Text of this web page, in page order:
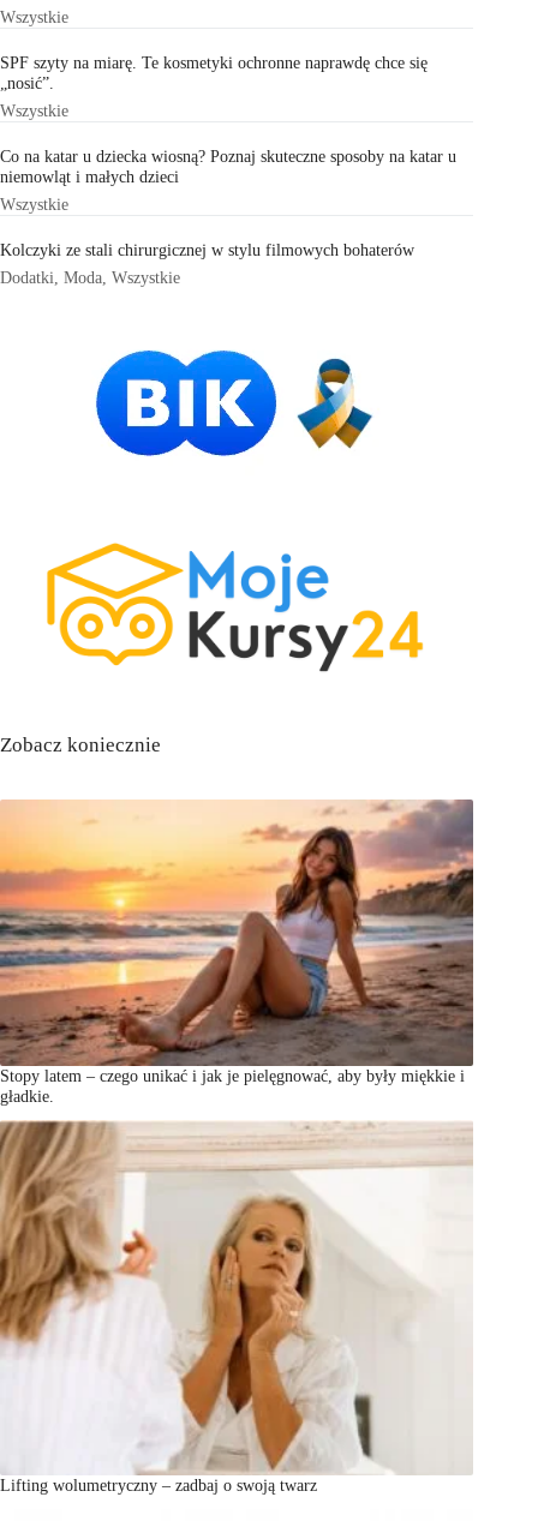
Wszystkie
SPF szyty na miarę. Te kosmetyki ochronne naprawdę chce się
„nosić”.
Wszystkie
Co na katar u dziecka wiosną? Poznaj skuteczne sposoby na katar u
niemowląt i małych dzieci
Wszystkie
Kolczyki ze stali chirurgicznej w stylu filmowych bohaterów
Dodatki Moda Wszystkie
Zobacz koniecznie
Stopy latem – czego unikać i jak je pielęgnować, aby były miękkie i
gładkie.
Lifting wolumetryczny – zadbaj o swoją twarz